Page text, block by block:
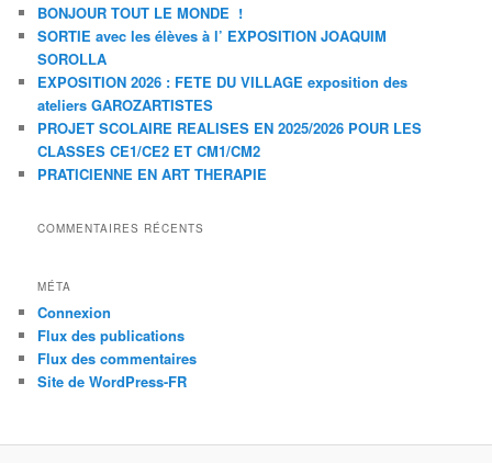
BONJOUR TOUT LE MONDE !
SORTIE avec les élèves à l’ EXPOSITION JOAQUIM
SOROLLA
EXPOSITION 2026 : FETE DU VILLAGE exposition des
ateliers GAROZARTISTES
PROJET SCOLAIRE REALISES EN 2025/2026 POUR LES
CLASSES CE1/CE2 ET CM1/CM2
PRATICIENNE EN ART THERAPIE
COMMENTAIRES RÉCENTS
MÉTA
Connexion
Flux des publications
Flux des commentaires
Site de WordPress-FR